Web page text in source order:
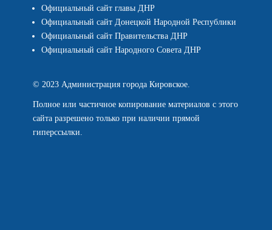
Официальный сайт главы ДНР
Официальный сайт Донецкой Народной Республики
Официальный сайт Правительства ДНР
Официальный сайт Народного Совета ДНР
© 2023 Администрация города Кировское.
Полное или частичное копирование материалов с этого
сайта разрешено только при наличии прямой
гиперссылки.